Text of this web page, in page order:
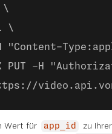
\
\
"Content-
PUT -H
Wert für app_id
zu